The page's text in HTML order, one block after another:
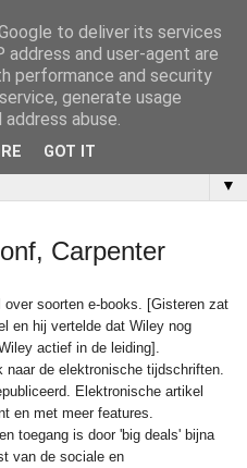
bij het
(NIOO-KNAW).
▼
Carpenter
soorten e-books. [Gisteren zat
en hij vertelde dat Wiley nog
actief in de leiding].
de elektronische tijdschriften.
Elektronische artikel
en met meer features.
toegang is door 'big deals' bijna
van de sociale en
to deliver its services
address and user-agent are
performance and security
generate usage
abuse.
GOT IT